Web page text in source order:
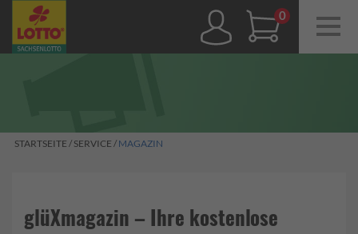
0,00 €
STARTSEITE / SERVICE / MAGAZIN
glüXmagazin – Ihre kostenlose